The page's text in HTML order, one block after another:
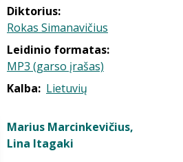
Diktorius:
Rokas Simanavičius
Leidinio formatas:
MP3 (garso įrašas)
Kalba: Lietuvių
Marius Marcinkevičius,
Lina Itagaki